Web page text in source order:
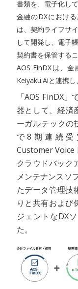
書類を、電子化し
金融のDXにおけ
は、契約ライフサ
して開発し、電子
契約書を保管する
AOS FinDXは、
Keiyaku.Aiと連携し
「AOS FinDX
器として、経済
ーガルテックの
で8期連続受
Customer Voice
クラウドバック
メンテナンスソ
たデータ管理技
りと共有および
ジェントなDX
た。